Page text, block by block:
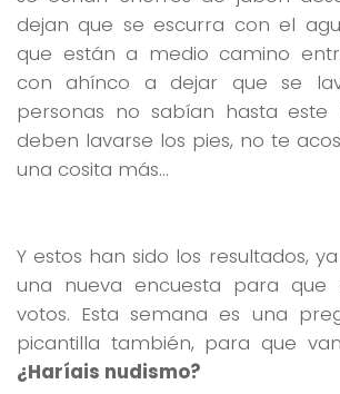
dejan que se escurra con el
que están a medio camino
con ahínco a dejar que se
personas no sabían hasta
deben lavarse los pies, no te
una cosita más…
Y estos han sido los resultados,
una nueva encuesta para que
votos. Esta semana es una
picantilla también, para que
¿Haríais nudismo?